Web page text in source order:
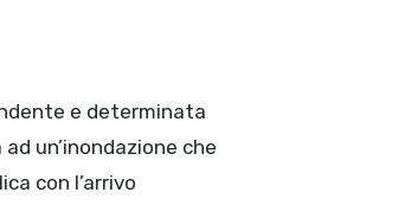
e determinata
un’inondazione che
con l’arrivo